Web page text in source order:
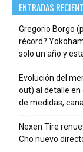
ENTRADAS
Gregorio Borgo
récord?
solo un año y
Evolución del
out) al detalle en
de medidas,
Nexen Tire
Cho nuevo